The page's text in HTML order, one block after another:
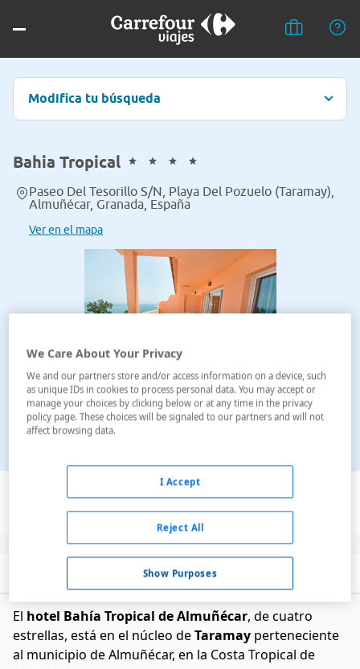
Modifica tu búsqueda
Bahia Tropical
Paseo Del Tesorillo S/N, Playa Del Pozuelo (Taramay),
Almuñécar, Granada, España
Ver en el mapa
Ver en el mapa
Servicios
El hotel Bahía Tropical de Almuñécar, de cuatro
estrellas, está en el núcleo deTaramay perteneciente
al municipio de Almuñécar, en la Costa Tropical de
We Care About Your Privacy
We and our partners store and/or access information on a device, such
as unique IDs in cookies to process personal data. You may accept or
manage your choices by clicking below or at any time in the privacy
policy page. These choices will be signaled to our partners and will not
affect browsing data.
Show Purposes
Reject All
I Accept